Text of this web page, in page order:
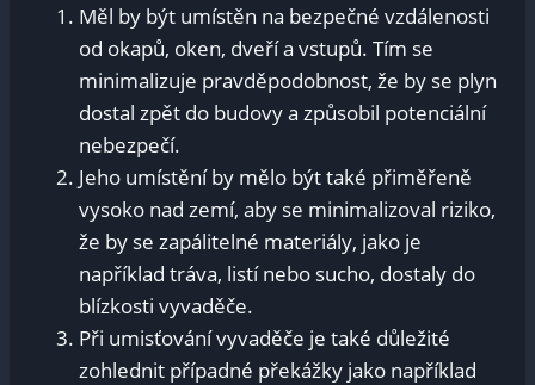
Měl by být umístěn na bezpečné vzdálenosti
od okapů, oken, dveří a vstupů. Tím se
minimalizuje pravděpodobnost, že by se plyn
dostal zpět do budovy a způsobil potenciální
nebezpečí.
Jeho umístění by mělo být také přiměřeně
vysoko nad zemí, aby se minimalizoval riziko,
že by se zapálitelné materiály, jako je
například tráva, listí nebo sucho, dostaly do
blízkosti vyvaděče.
Při umisťování vyvaděče je také důležité
zohlednit případné překážky jako například